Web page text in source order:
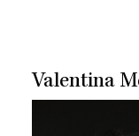
Valentina